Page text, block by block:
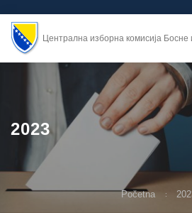
Централна изборна комисија Босне
2023
Početna